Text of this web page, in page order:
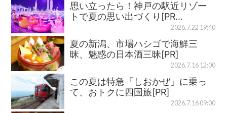
思い立ったら！神戸の駅近リゾー
トで夏の思い出づくり[PR…
2026.7.22 19:40
夏の新潟、市場ハシゴで海鮮三
昧、魅惑の日本酒三昧[PR]
2026.7.16 12:00
この夏は特急「しおかぜ」に乗っ
て、おトクに四国旅[PR]
2026.7.16 09:00